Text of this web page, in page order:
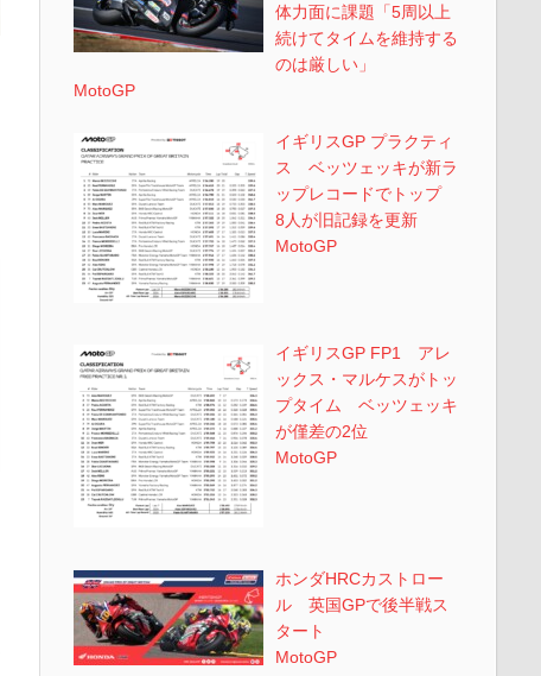
体力面に課題「5周以上
続けてタイムを維持する
のは厳しい」
MotoGP
イギリスGP プラクティ
ス ベッツェッキが新ラ
ップレコードでトップ
8人が旧記録を更新
MotoGP
イギリスGP FP1 アレ
ックス・マルケスがトッ
プタイム ベッツェッキ
が僅差の2位
MotoGP
ホンダHRCカストロー
ル 英国GPで後半戦ス
タート
MotoGP